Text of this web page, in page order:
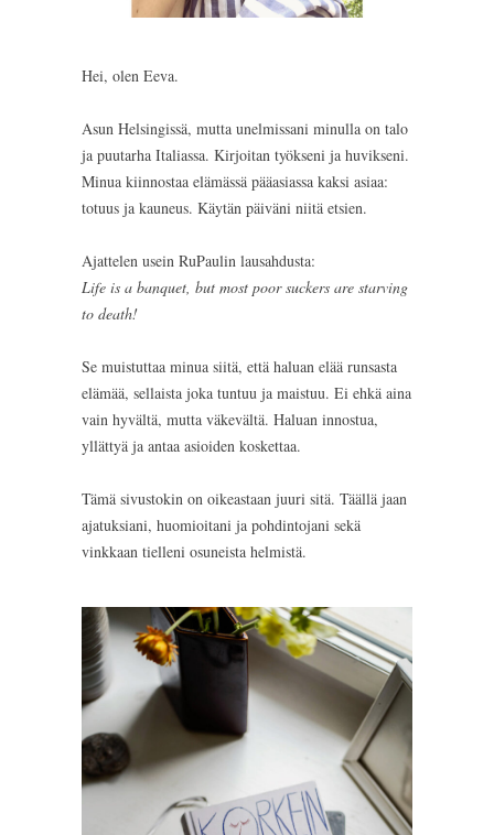
Hei, olen Eeva.
Asun Helsingissä, mutta unelmissani minulla on talo
ja puutarha Italiassa. Kirjoitan työkseni ja huvikseni.
Minua kiinnostaa elämässä pääasiassa kaksi asiaa:
totuus ja kauneus. Käytän päiväni niitä etsien.
Ajattelen usein RuPaulin lausahdusta:
Life is a banquet, but most poor suckers are starving
to death!
Se muistuttaa minua siitä, että haluan elää runsasta
elämää, sellaista joka tuntuu ja maistuu. Ei ehkä aina
vain hyvältä, mutta väkevältä. Haluan innostua,
yllättyä ja antaa asioiden koskettaa.
Tämä sivustokin on oikeastaan juuri sitä. Täällä jaan
ajatuksiani, huomioitani ja pohdintojani sekä
vinkkaan tielleni osuneista helmistä.